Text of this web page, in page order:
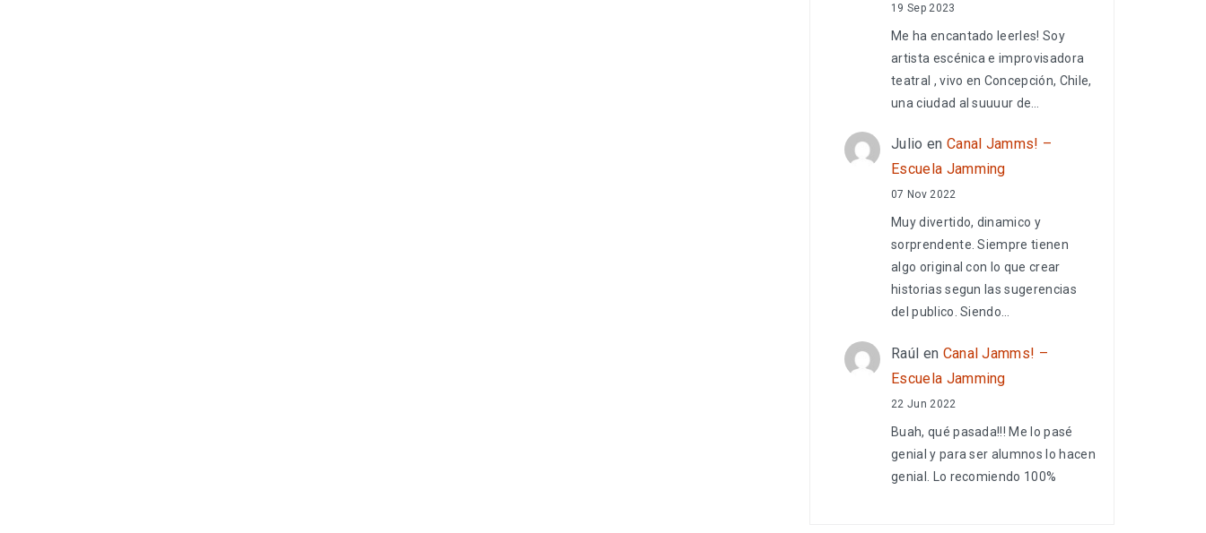
19 Sep 2023
Me ha encantado leerles! Soy
artista escénica e improvisadora
teatral , vivo en Concepción, Chile,
una ciudad al suuuur de…
Julio en Canal Jamms! –
Escuela Jamming
07 Nov 2022
Muy divertido, dinamico y
sorprendente. Siempre tienen
algo original con lo que crear
historias segun las sugerencias
del publico. Siendo…
Raúl en Canal Jamms! –
Escuela Jamming
22 Jun 2022
Buah, qué pasada!!! Me lo pasé
genial y para ser alumnos lo hacen
genial. Lo recomiendo 100%